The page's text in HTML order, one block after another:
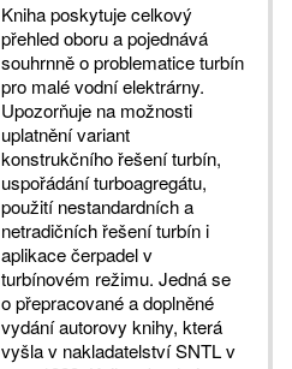
Kniha poskytuje celkový
přehled oboru a pojednává
souhrnně o problematice turbín
pro malé vodní elektrárny.
Upozorňuje na možnosti
uplatnění variant
konstrukčního řešení turbín,
uspořádání turboagregátu,
použití nestandardních a
netradičních řešení turbín i
aplikace čerpadel v
turbínovém režimu. Jedná se
o přepracované a doplněné
vydání autorovy knihy, která
vyšla v nakladatelství SNTL v